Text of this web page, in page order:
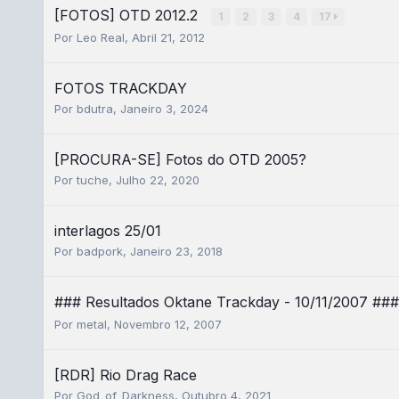
[FOTOS] OTD 2012.2 1 2 3 4 17
Por Leo Real, Abril 21, 2012
FOTOS TRACKDAY
Por bdutra, Janeiro 3, 2024
[PROCURA-SE] Fotos do OTD 2005?
Portuche, Julho 22, 2020
interlagos 25/01
Por badpork, Janeiro 23, 2018
### Resultados Oktane Trackday - 10/11/2007 ###
Por metal, Novembro 12, 2007
[RDR] Rio Drag Race
Por God_of_Darkness, Outubro 4, 2021